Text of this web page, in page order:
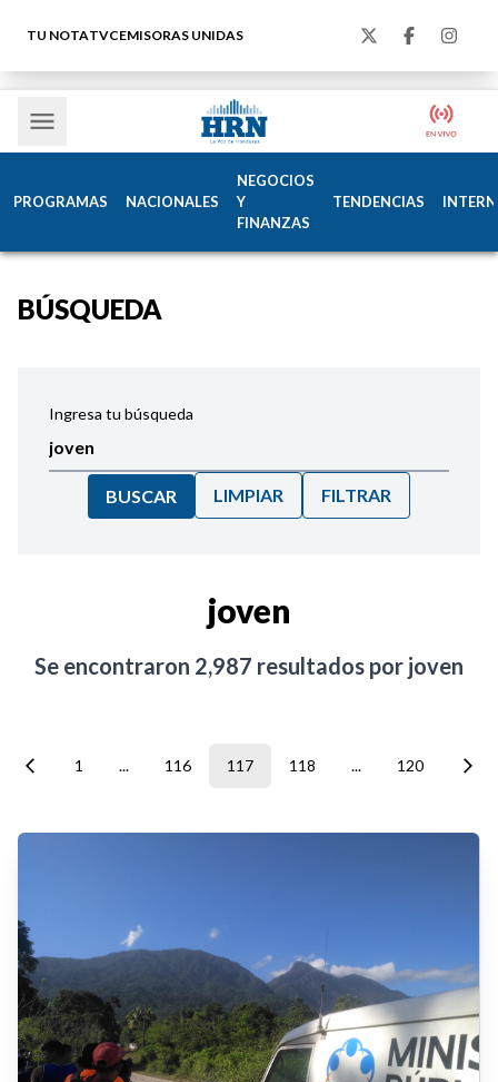
TU NOTATVCEMISORAS UNIDAS
PROGRAMAS NACIONALES
NEGOCIOS
Y
FINANZAS
TENDENCIAS
BÚSQUEDA
Ingresa tu búsqueda
BUSCAR LIMPIAR FILTRAR
joven
Se encontraron 2,987 resultados por joven
1 ... 116 117 118 ... 120